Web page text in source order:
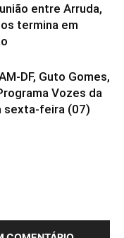
entre Arruda,
termina em
DF, Guto Gomes,
Vozes da
sexta-feira (07)